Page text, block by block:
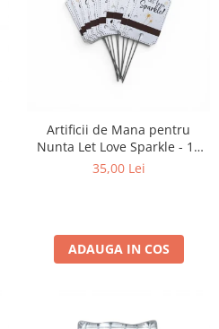
Artificii de Mana pentru
Nunta Let Love Sparkle - 10
bucati
35,00 Lei
ADAUGA IN COS